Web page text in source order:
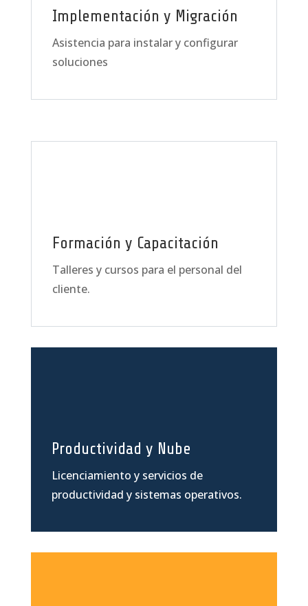
Implementación y Migración
Asistencia para instalar y configurar
soluciones
Formación y Capacitación
Talleres y cursos para el personal del
cliente.
Productividad y Nube
Licenciamiento y servicios de
productividad y sistemas operativos.